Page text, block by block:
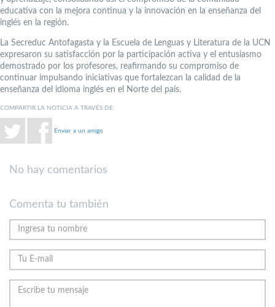
educativa con la mejora continua y la innovación en la enseñanza del
inglés en la región.
La Secreduc Antofagasta y la Escuela de Lenguas y Literatura de la UCN
expresaron su satisfacción por la participación activa y el entusiasmo
demostrado por los profesores, reafirmando su compromiso de
continuar impulsando iniciativas que fortalezcan la calidad de la
enseñanza del idioma inglés en el Norte del país.
COMPARTIR LA NOTICIA A TRAVÉS DE:
Enviar a un amigo
No hay comentarios
Comenta tu también